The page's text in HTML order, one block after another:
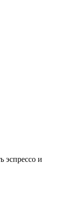
эспрессо и